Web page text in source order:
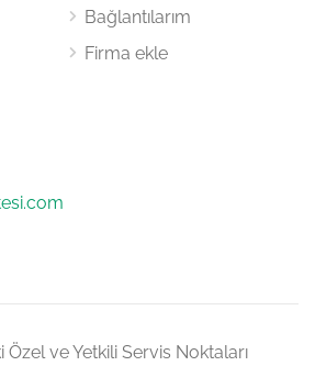
Bağlantılarım
Firma ekle
ve Yetkili Servis Noktaları